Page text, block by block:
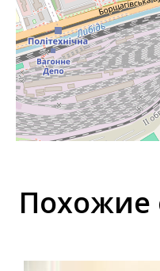
Похожие